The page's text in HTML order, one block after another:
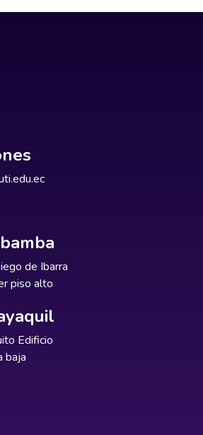
de Ibarra
piso alto
Edificio
baja